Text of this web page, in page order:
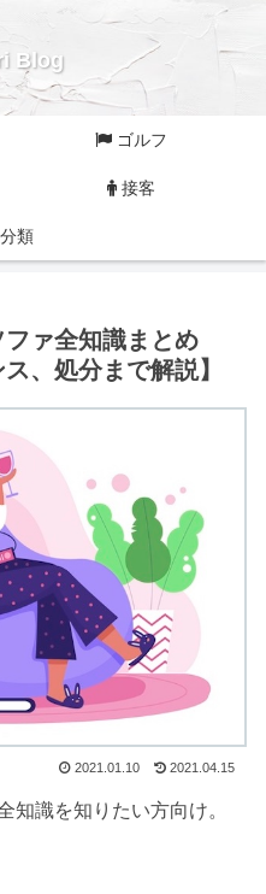
Blog
ゴルフ
接客
類
ァ全知識まとめ
、処分まで解説】
2021.01.10 2021.04.15
知識を知りたい方向け。